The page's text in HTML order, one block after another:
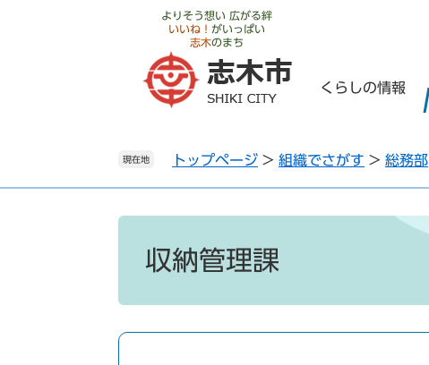
よりそう想い 広がる絆
いいね！ がいっぱい
志木のまち
くらしの情報
現在地 トップページ > 組織でさがす > 総務部
収納管理課